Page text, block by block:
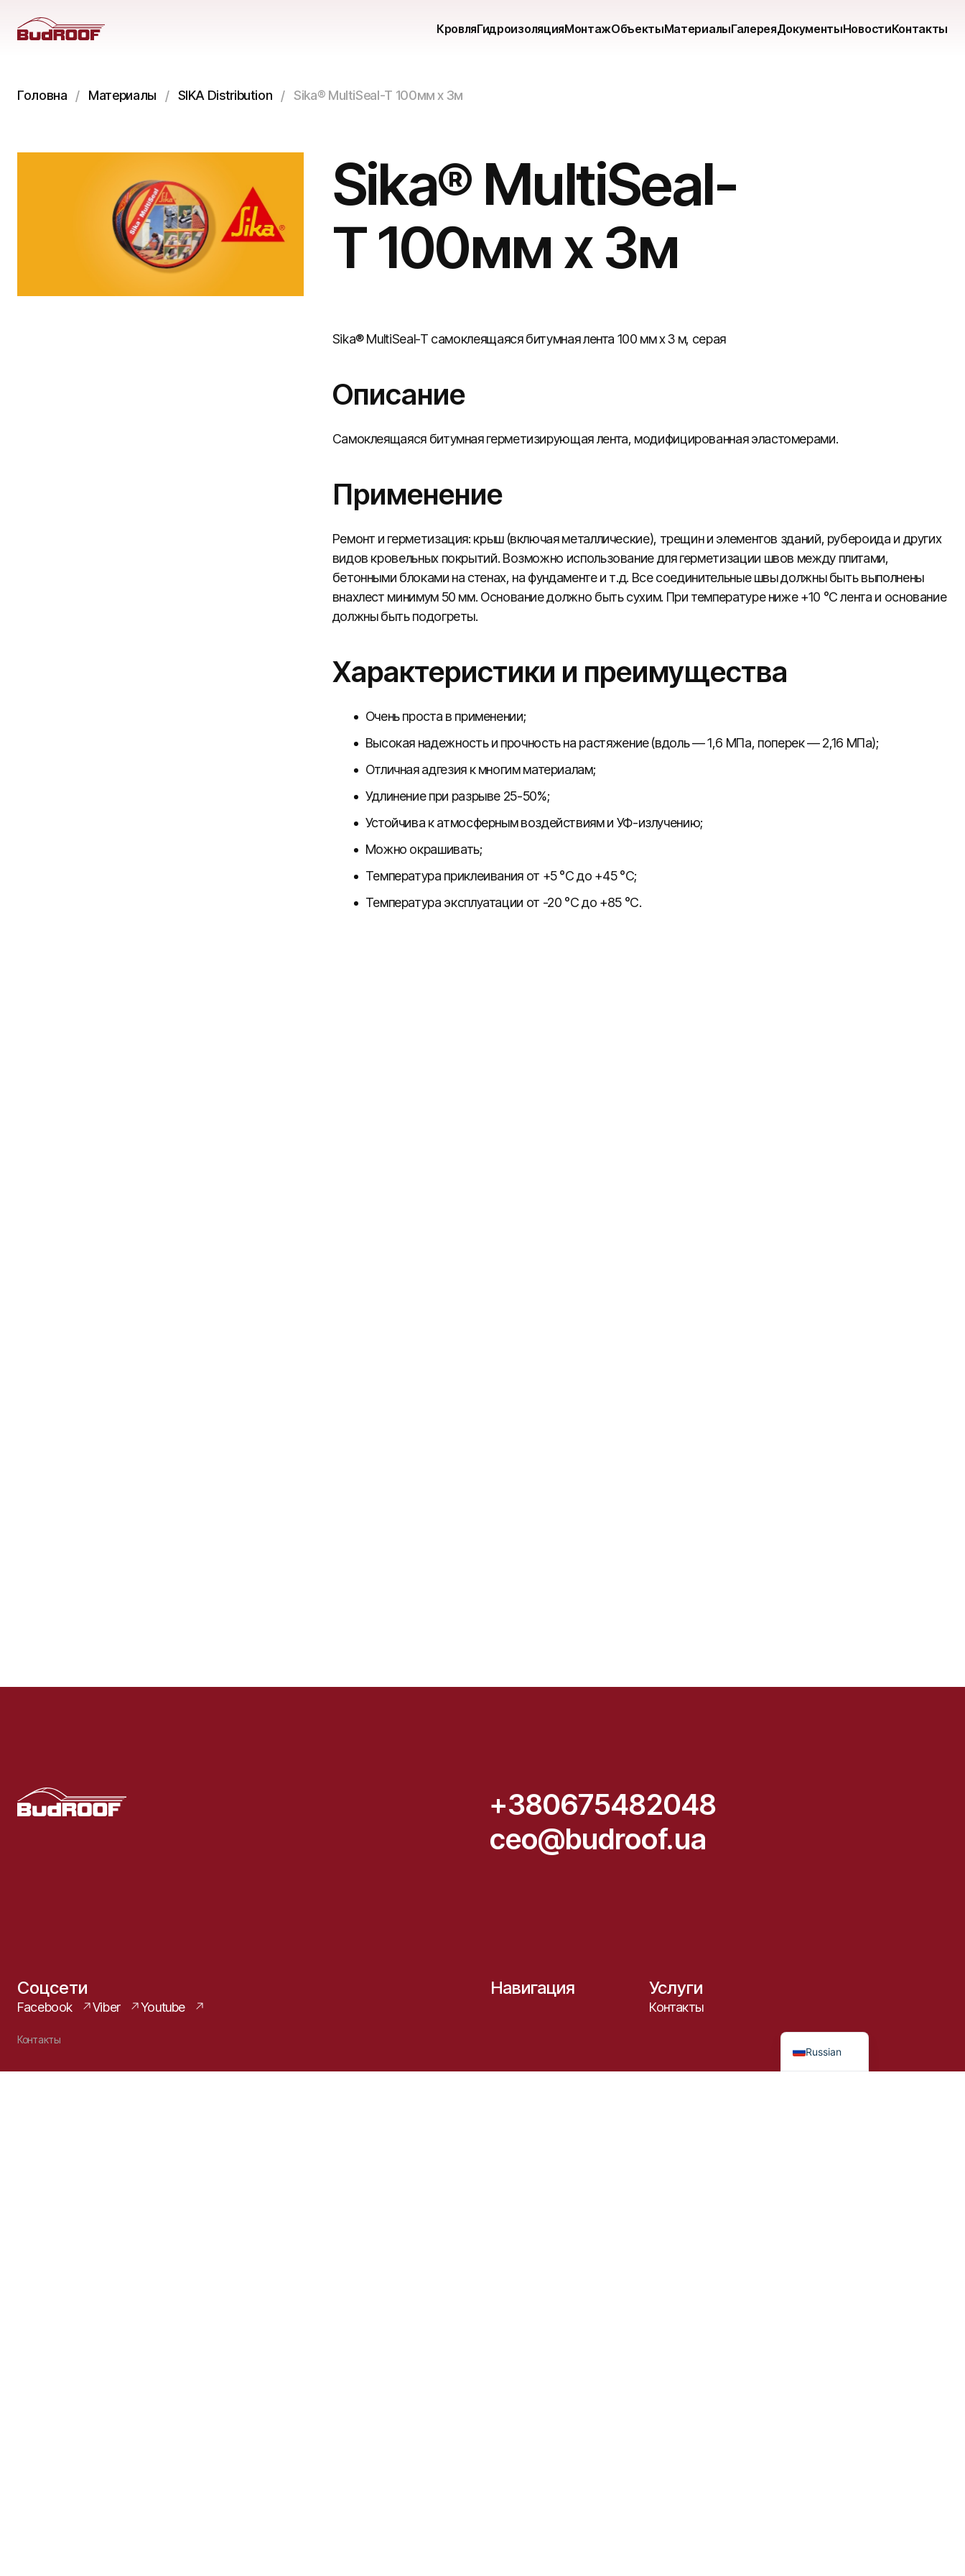
КровляГидроизоляцияМонтажОбъектыМатериалыГалереяДокументыНовостиКонтакты
Головна Материалы SIKA Distribution Sika® MultiSeal-T 100мм х 3м
Sika® MultiSeal-
T 100мм х 3м
Sika® MultiSeal-T cамоклеящаяся битумная лента 100 мм х 3 м, серая
Описание
Самоклеящаяся битумная герметизирующая лента, модифицированная эластомерами.
Применение
Ремонт и герметизация: крыш (включая металлические), трещин и элементов зданий, рубероида и других
видов кровельных покрытий. Возможно использование для герметизации швов между плитами,
бетонными блоками на стенах, на фундаменте и т.д. Все соединительные швы должны быть выполнены
внахлест минимум 50 мм. Основание должно быть сухим. При температуре ниже +10 °С лента и основание
должны быть подогреты.
Характеристики и преимущества
Очень проста в применении;
Высокая надежность и прочность на растяжение (вдоль — 1,6 МПа, поперек — 2,16 МПа);
Отличная адгезия к многим материалам;
Удлинение при разрыве 25-50%;
Устойчива к атмосферным воздействиям и УФ-излучению;
Можно окрашивать;
Температура приклеивания от +5 °C до +45 °C;
Температура эксплуатации от -20 °C до +85 °C.
+380675482048
ceo@budroof.ua
Соцсети
Facebook Viber Youtube
Навигация Услуги
Контакты
Контакты
Russian